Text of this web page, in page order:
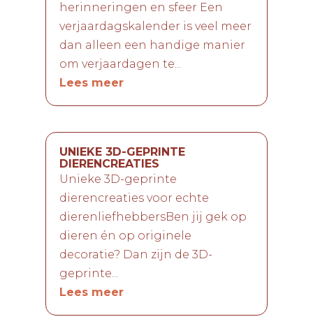
herinneringen en sfeer Een
verjaardagskalender is veel meer
dan alleen een handige manier
om verjaardagen te...
Lees meer
UNIEKE 3D-GEPRINTE
DIERENCREATIES
Unieke 3D-geprinte
dierencreaties voor echte
dierenliefhebbersBen jij gek op
dieren én op originele
decoratie? Dan zijn de 3D-
geprinte...
Lees meer